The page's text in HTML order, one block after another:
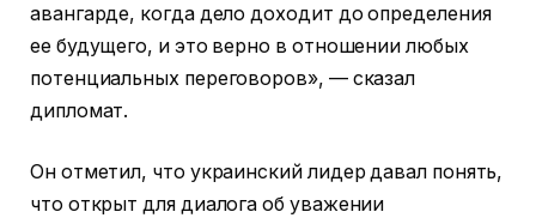
авангарде, когда дело доходит до определения
ее будущего, и это верно в отношении любых
потенциальных переговоров», — сказал
дипломат.
Он отметил, что украинский лидер давал понять,
что открыт для диалога об уважении